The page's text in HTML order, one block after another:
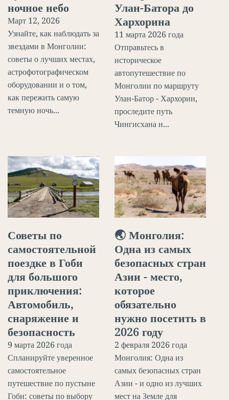
ночное небо
Март 12, 2026
Узнайте, как наблюдать за
звездами в Монголии:
советы о лучших местах,
астрофотографическом
оборудовании и о том,
как пережить самую
темную ночь...
Улан-Батора до
Хархорина
11 марта 2026 года
Отправьтесь в
историческое
автопутешествие по
Монголии по маршруту
Улан-Батор - Хархорин,
проследите путь
Чингисхана и...
Советы по
самостоятельной
поездке в Гоби
для большого
приключения:
Автомобиль,
снаряжение и
безопасность
9 марта 2026 года
Спланируйте уверенное
самостоятельное
путешествие по пустыне
Гоби: советы по выбору
🌏 Монголия:
Одна из самых
безопасных стран
Азии - место,
которое
обязательно
нужно посетить в
2026 году
2 февраля 2026 года
Монголия: Одна из
самых безопасных стран
Азии - и одно из лучших
мест на Земле для